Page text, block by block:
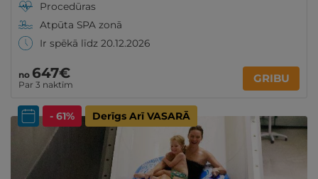
Procedūras
Atpūta SPA zonā
Ir spēkā līdz 20.12.2026
no 647€
Par 3 naktīm GRIBU
- 61% Derīgs Arī VASARĀ